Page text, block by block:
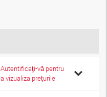
Autentificaţi-vă pentru
a vizualiza preţurile